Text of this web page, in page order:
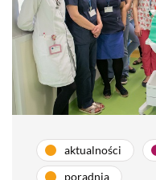
aktualności
poradnia